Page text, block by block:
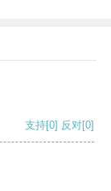
支持[0] 反对[0]